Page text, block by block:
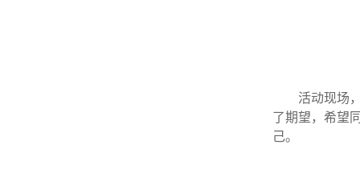
活动现场
了期望，希望
己。